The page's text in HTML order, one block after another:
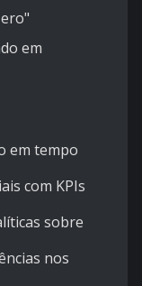
em
em tempo
com KPIs
sobre
nos